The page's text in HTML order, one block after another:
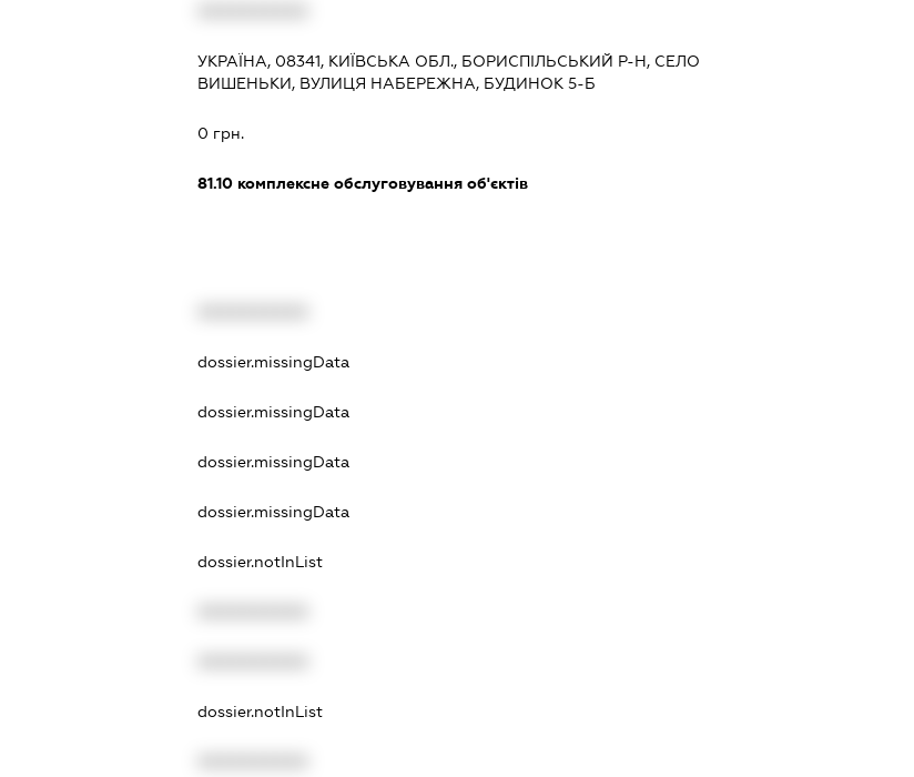
УКРАЇНА, 08341, КИЇВСЬКА ОБЛ., БОРИСПІЛЬСЬКИЙ Р-Н, СЕЛО
ВИШЕНЬКИ, ВУЛИЦЯ НАБЕРЕЖНА, БУДИНОК 5-Б
0 грн.
81.10комплексне обслуговування об'єктів
dossier.missingData
dossier.missingData
dossier.missingData
dossier.missingData
dossier.notInList
dossier.notInList